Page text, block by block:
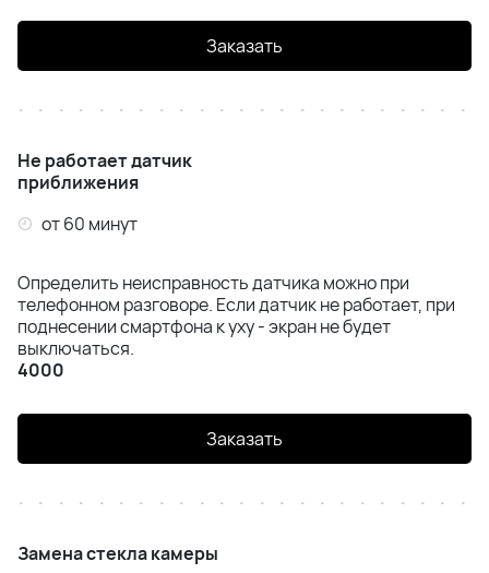
Заказать
Не работает датчик
приближения
от 60 минут
Определить неисправность датчика можно при
телефонном разговоре. Если датчик не работает, при
поднесении смартфона к уху - экран не будет
выключаться.
4000
Заказать
Замена стекла камеры